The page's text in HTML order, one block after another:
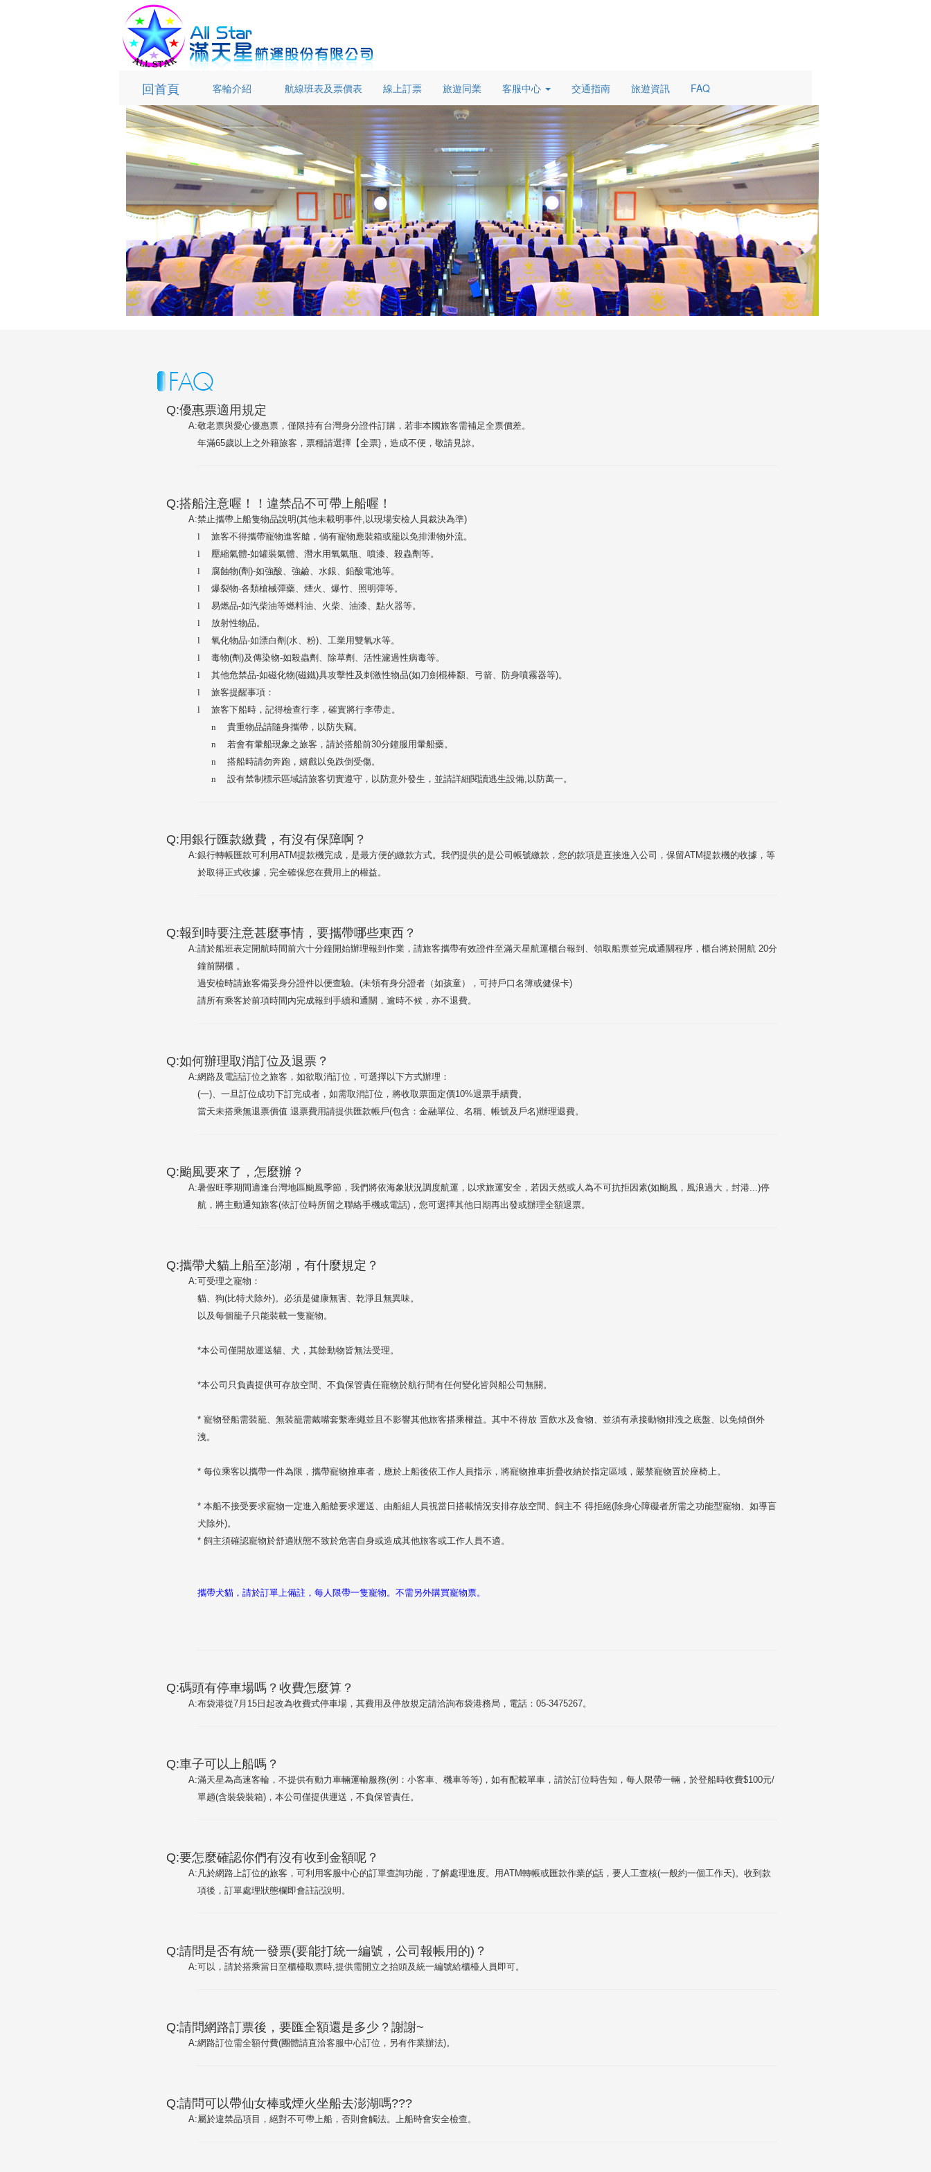
回首頁 客輪介紹 (current)航線班表及票價表 線上訂票 旅遊同業 客服中心 交通指南 旅遊資訊 FAQ
Q:優惠票適用規定
A:敬老票與愛心優惠票，僅限持有台灣身分證件訂購，若非本國旅客需補足全票價差。
年滿65歲以上之外籍旅客，票種請選擇【全票}，造成不便，敬請見諒。
Q:搭船注意喔！！違禁品不可帶上船喔！
A:禁止攜帶上船隻物品說明(其他未載明事件,以現場安檢人員裁決為準)
l 旅客不得攜帶寵物進客艙，倘有寵物應裝箱或籠以免排泄物外流。
l 壓縮氣體-如罐裝氣體、潛水用氧氣瓶、噴漆、殺蟲劑等。
l 腐蝕物(劑)-如強酸、強鹼、水銀、鉛酸電池等。
l 爆裂物-各類槍械彈藥、煙火、爆竹、照明彈等。
l 易燃品-如汽柴油等燃料油、火柴、油漆、點火器等。
l 放射性物品。
l 氧化物品-如漂白劑(水、粉)、工業用雙氧水等。
l 毒物(劑)及傳染物-如殺蟲劑、除草劑、活性濾過性病毒等。
l 其他危禁品-如磁化物(磁鐵)具攻擊性及刺激性物品(如刀劍棍棒纇、弓箭、防身噴霧器等)。
l 旅客提醒事項：
l 旅客下船時，記得檢查行李，確實將行李帶走。
n 貴重物品請隨身攜帶，以防失竊。
n 若會有暈船現象之旅客，請於搭船前30分鐘服用暈船藥。
n 搭船時請勿奔跑，嬉戲以免跌倒受傷。
n 設有禁制標示區域請旅客切實遵守，以防意外發生，並請詳細閱讀逃生設備,以防萬一。
Q:用銀行匯款繳費，有沒有保障啊？
A:銀行轉帳匯款可利用ATM提款機完成，是最方便的繳款方式。我們提供的是公司帳號繳款，您的款項是直接進入公司，保留ATM提款機的收據，等
於取得正式收據，完全確保您在費用上的權益。
Q:報到時要注意甚麼事情，要攜帶哪些東西？
A:請於船班表定開航時間前六十分鐘開始辦理報到作業，請旅客攜帶有效證件至滿天星航運櫃台報到、領取船票並完成通關程序，櫃台將於開航 20分
鐘前關櫃 。
過安檢時請旅客備妥身分證件以便查驗。(未領有身分證者（如孩童），可持戶口名簿或健保卡)
請所有乘客於前項時間內完成報到手續和通關，逾時不候，亦不退費。
Q:如何辦理取消訂位及退票？
A:網路及電話訂位之旅客，如欲取消訂位，可選擇以下方式辦理：
(一)、一旦訂位成功下訂完成者，如需取消訂位，將收取票面定價10%退票手續費。
當天未搭乘無退票價值 退票費用請提供匯款帳戶(包含：金融單位、名稱、帳號及戶名)辦理退費。
Q:颱風要來了，怎麼辦？
A:暑假旺季期間適逢台灣地區颱風季節，我們將依海象狀況調度航運，以求旅運安全，若因天然或人為不可抗拒因素(如颱風，風浪過大，封港...)停
航，將主動通知旅客(依訂位時所留之聯絡手機或電話)，您可選擇其他日期再出發或辦理全額退票。
Q:攜帶犬貓上船至澎湖，有什麼規定？
A:可受理之寵物：
貓、狗(比特犬除外)。必須是健康無害、乾淨且無異味。
以及每個籠子只能裝載一隻寵物。
*本公司僅開放運送貓、犬，其餘動物皆無法受理。
*本公司只負責提供可存放空間、不負保管責任寵物於航行間有任何變化皆與船公司無關。
* 寵物登船需裝籠、無裝籠需戴嘴套繫牽繩並且不影響其他旅客搭乘權益。其中不得放 置飲水及食物、並須有承接動物排洩之底盤、以免傾倒外
洩。
* 每位乘客以攜帶一件為限，攜帶寵物推車者，應於上船後依工作人員指示，將寵物推車折疊收納於指定區域，嚴禁寵物置於座椅上。
* 本船不接受要求寵物一定進入船艙要求運送、由船組人員視當日搭載情況安排存放空間、飼主不 得拒絕(除身心障礙者所需之功能型寵物、如導盲
犬除外)。
* 飼主須確認寵物於舒適狀態不致於危害自身或造成其他旅客或工作人員不適。
攜帶犬貓，請於訂單上備註，每人限帶一隻寵物。不需另外購買寵物票。
Q:碼頭有停車場嗎？收費怎麼算？
A:布袋港從7月15日起改為收費式停車場，其費用及停放規定請洽詢布袋港務局，電話：05-3475267。
Q:車子可以上船嗎？
A:滿天星為高速客輪，不提供有動力車輛運輸服務(例：小客車、機車等等)，如有配載單車，請於訂位時告知，每人限帶一輛，於登船時收費$100元/
單趟(含裝袋裝箱)，本公司僅提供運送，不負保管責任。
Q:要怎麼確認你們有沒有收到金額呢？
A: 凡於網路上訂位的旅客，可利用客服中心的訂單查詢功能，了解處理進度。用ATM轉帳或匯款作業的話，要人工查核(一般約一個工作天)。收到款
項後，訂單處理狀態欄即會註記說明。
Q:請問是否有統一發票(要能打統一編號，公司報帳用的)？
A:可以，請於搭乘當日至櫃檯取票時,提供需開立之抬頭及統一編號給櫃檯人員即可。
Q:請問網路訂票後，要匯全額還是多少？謝謝~
A:網路訂位需全額付費(團體請直洽客服中心訂位，另有作業辦法)。
Q:請問可以帶仙女棒或煙火坐船去澎湖嗎???
A:屬於違禁品項目，絕對不可帶上船，否則會觸法。上船時會安全檢查。